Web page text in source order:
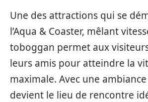
Une des attractions qui se
l’Aqua & Coaster, mêlant
toboggan permet aux
leurs amis pour atteindre la
maximale. Avec une
devient le lieu de rencontre